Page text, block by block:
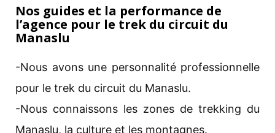
Nos guides et la performance de
l’agence pour le trek du circuit du
Manaslu
-Nous avons une personnalité professionnelle
pour le trek du circuit du Manaslu.
-Nous connaissons les zones de trekking du
Manaslu, la culture et les montagnes.